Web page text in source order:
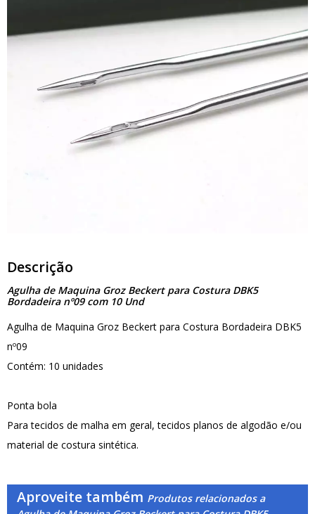
Descrição
Agulha de Maquina Groz Beckert para Costura DBK5
Bordadeira nº09 com 10 Und
Agulha de Maquina Groz Beckert para Costura Bordadeira DBK5
nº09
Contém: 10 unidades
Ponta bola
Para tecidos de malha em geral, tecidos planos de algodão e/ou
material de costura sintética.
Aproveite também Produtos relacionados a